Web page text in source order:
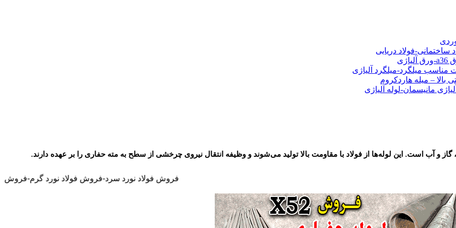
ساختمانی-فولاد دریایی
مناسب میلگرد-میلگرد آلیاژی
– میله هاردکروم
مانیسمان-لوله آلیاژی
و آب است. این لوله‌ها از فولاد با مقاومت بالا تولید می‌شوند و وظیفه انتقال نیروی چرخشی از سطح به مته حفاری را بر عهده دارند.
فروش فولاد نورد سرد-فروش فولاد نورد گرم-فروش فولاد نسوز-فروش